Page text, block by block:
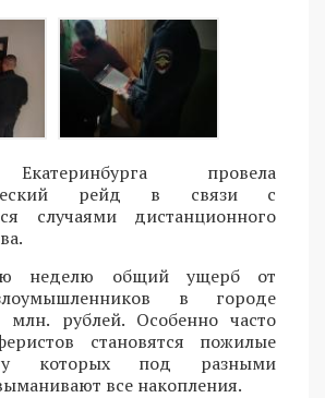
провела
рейд в связи с
случаями дистанционного
неделю общий ущерб от
в городе
млн. рублей. Особенно часто
становятся пожилые
у которых под разными
все накопления.